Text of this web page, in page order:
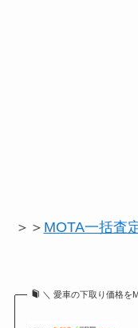
＞＞ MOTA一括査
＼ 愛車の下取り価格を